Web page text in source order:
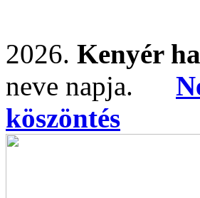
2026. Kenyér
neve napja.
köszöntés